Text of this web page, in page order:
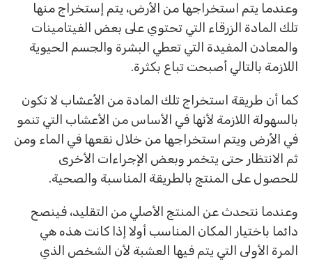
وعندما يتم استخراجها من الأرض، يتم إستخراج منها
تلك المادة الزرقاء التي تحتوي على بعض الفيتامينات
والمعادن المفيدة التي تعطي البشرة والجسم الحيوية
اللازمة بالتالي أصبحت تباع بكثرة.
كما أن طريقة استخراج تلك المادة من الأعشاب لا تكون
بالسهولة اللازمة لأنها في الأساس من الأعشاب التي تنمو
في الأرض ويتم استخراجها من خلال نقعها في الماء ومن
ثم الانتظار حتى يتخمر وبعض الإجراءات الأخرى
للحصول على المنتج بالطريقة المناسبة والصحية.
وعندما نتحدث عن المنتج الأصلي من التقليد، فينصح
دائما باختيار المكان المناسب أولا إذا كانت هذه هي
المرة الأولى التي يتم فيها العشبة لأن الشخص الذي